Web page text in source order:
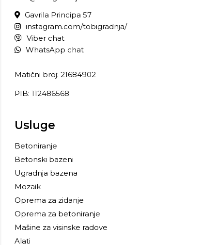
Gavrila Principa 57
instagram.com/tobigradnja/
Viber chat
WhatsApp chat
Matični broj: 21684902
PIB: 112486568
Usluge
Betoniranje
Betonski bazeni
Ugradnja bazena
Mozaik
Oprema za zidanje
Oprema za betoniranje
Mašine za visinske radove
Alati